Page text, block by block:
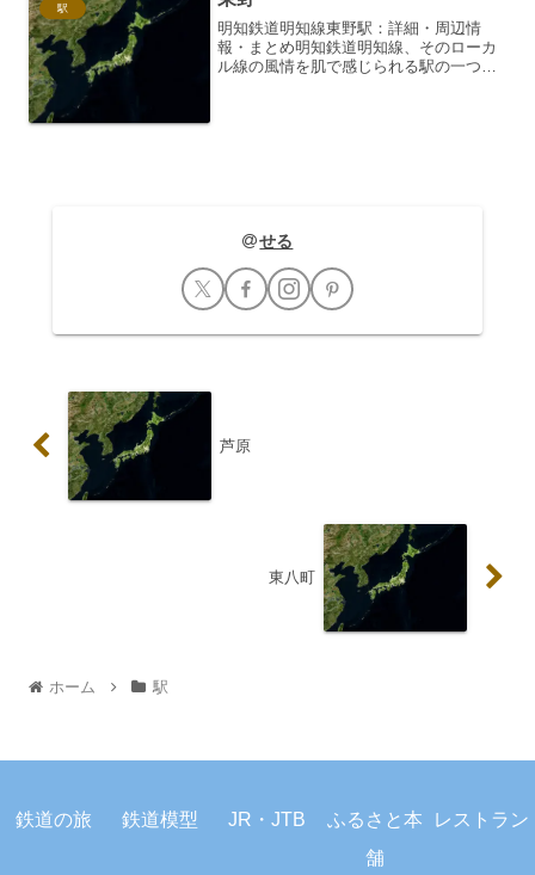
駅
明知鉄道明知線東野駅：詳細・周辺情
報・まとめ明知鉄道明知線、そのローカ
ル線の風情を肌で感じられる駅の一つが
せる
芦原
東八町
ホーム 駅
プライバシーポリシー お問い合わせ
鉄道の旅 鉄道模型 JR・JTB
ふるさと本
舗
レストラン